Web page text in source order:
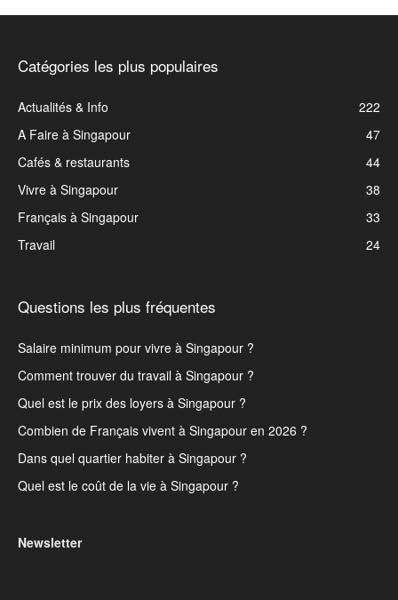
Catégories les plus populaires
Actualités & Info
222
A Faire à Singapour
47
Cafés & restaurants
44
Vivre à Singapour
38
Français à Singapour
33
Travail
24
Questions les plus fréquentes
Salaire minimum pour vivre à Singapour ?
Comment trouver du travail à Singapour ?
Quel est le prix des loyers à Singapour ?
Combien de Français vivent à Singapour en 2026 ?
Dans quel quartier habiter à Singapour ?
Quel est le coût de la vie à Singapour ?
Newsletter